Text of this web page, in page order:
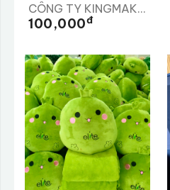
CÔNG TY KINGMAKER III (VIỆT NAM) GIÀY
100,000Đ